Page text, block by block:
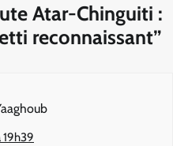
Atar-Chinguiti :
reconnaissant”